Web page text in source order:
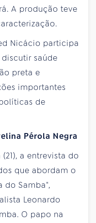
A produção teve
Nicácio participa
saúde
preta e
importantes
de
Pérola Negra
a entrevista do
que abordam o
do Samba",
Leonardo
O papo na